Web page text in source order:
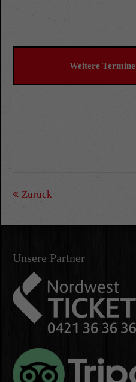
Lorem ipsum dolor sit
Weitere
Zurück
Unsere Partner